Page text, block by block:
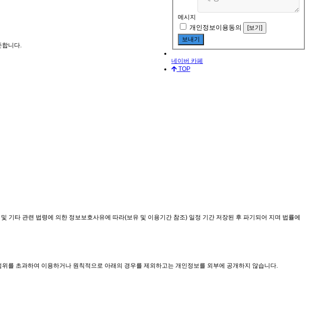
합니다.
타 관련 법령에 의한 정보보호사유에 따라(보유 및 이용기간 참조) 일정 기간 저장된 후 파기되어 지며 법률에
를 초과하여 이용하거나 원칙적으로 아래의 경우를 제외하고는 개인정보를 외부에 공개하지 않습니다.
메시지
개인정보이용동의 [보기]
네이버 카페
TOP